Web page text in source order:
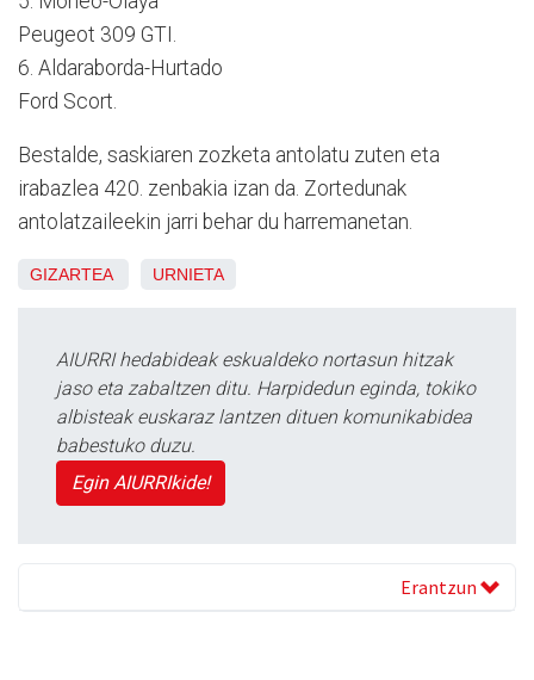
Peugeot 309 GTI.
6. Aldaraborda-Hurtado
Ford Scort.
Bestalde, saskiaren zozketa antolatu zuten eta
irabazlea 420. zenbakia izan da. Zortedunak
antolatzaileekin jarri behar du harremanetan.
GIZARTEA URNIETA
AIURRI hedabideak eskualdeko nortasun hitzak
jaso eta zabaltzen ditu. Harpidedun eginda, tokiko
albisteak euskaraz lantzen dituen komunikabidea
babestuko duzu.
Egin AIURRIkide!
Erantzun